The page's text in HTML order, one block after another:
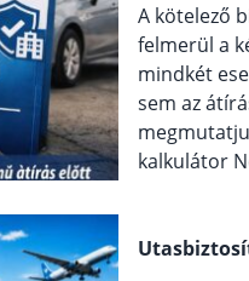
A kötelező
felmerül a
mindkét
sem az
kalkulátor